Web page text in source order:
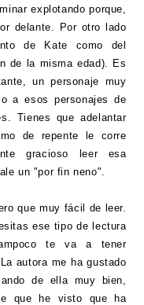
explotando porque,
delante. Por otro lado
de Kate como del
de la misma edad). Es
un personaje muy
a esos personajes de
Tienes que adelantar
de repente le corre
gracioso leer esa
un "por fin neno".
que muy fácil de leer.
ese tipo de lectura
te va a tener
autora me ha gustado
de ella muy bien,
que he visto que ha